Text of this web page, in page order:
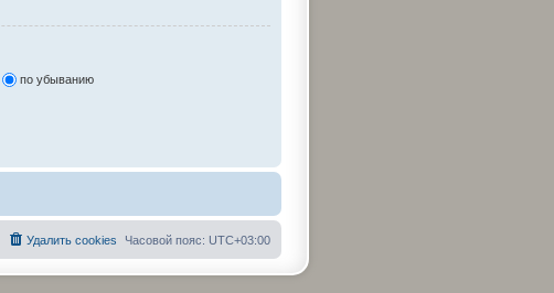
по убыванию
Часовой пояс: UTC+03:00
Удалить cookies